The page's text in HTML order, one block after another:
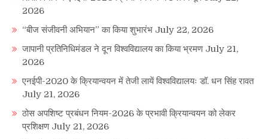
2026
“बीज संजीवनी अभियान” का किया शुभारंभ July 22, 2026
जापानी प्रतिनिधिमंडल ने दून विश्वविद्यालय का किया भ्रमण July 21,
2026
एनईपी-2020 के क्रियान्वयन में तेजी लायें विश्वविद्यालयः डॉ. धन सिंह रावत
July 21, 2026
ठोस अपशिष्ट प्रबंधन नियम-2026 के प्रभावी क्रियान्वयन को लेकर
प्रशिक्षण July 21, 2026